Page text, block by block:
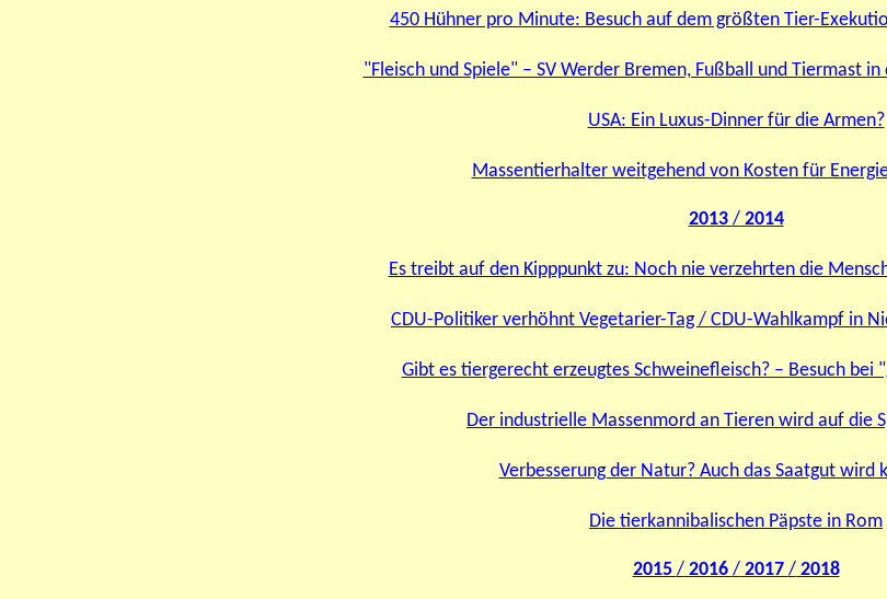
450 Hühner pro Minute: Besuch auf dem größten Tier-
"Fleisch und Spiele" – SV Werder Bremen, Fußball und Tiermast
USA: Ein Luxus-Dinner für die Armen?
Massentierhalter weitgehend von Kosten für
2013 /2014
Es treibt auf den Kipppunkt zu: Noch nie verzehrten die
CDU-Politiker verhöhnt Vegetarier-Tag / CDU-Wahlkampf in
Gibt es tiergerecht erzeugtes Schweinefleisch? – Besuch bei
Der industrielle Massenmord an Tieren wird auf die
Verbesserung der Natur? Auch das Saatgut wird
Die tierkannibalischen Päpste in Rom
2015 /2016 /2017 /2018